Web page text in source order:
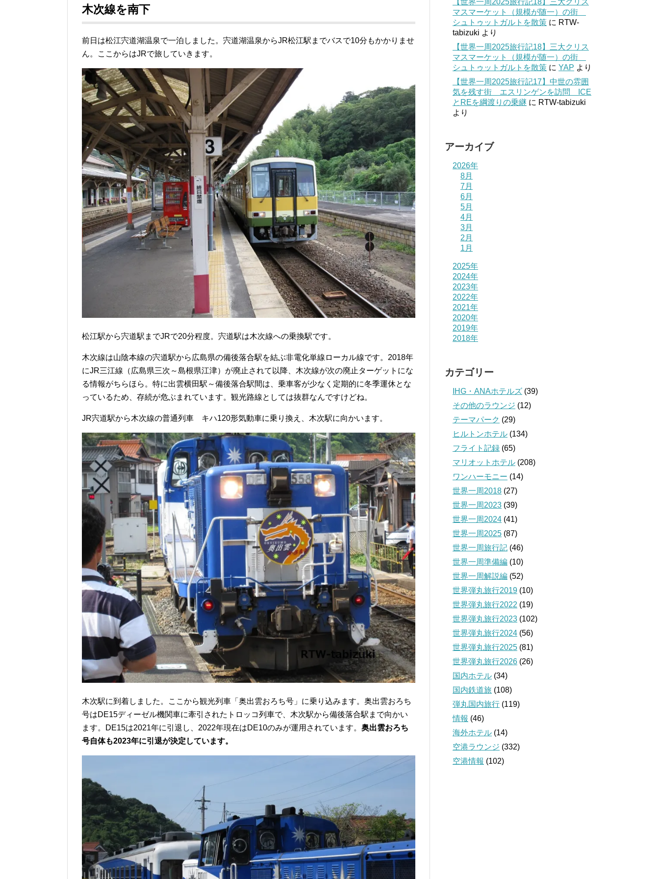
木次線を南下
前日は松江宍道湖温泉で一泊しました。宍道湖温泉からJR松江駅までバスで10分もかかりませ
ん。ここからはJRで旅していきます。
松江駅から宍道駅までJRで20分程度。宍道駅は木次線への乗換駅です。
木次線は山陰本線の宍道駅から広島県の備後落合駅を結ぶ非電化単線ローカル線です。2018年
にJR三江線（広島県三次～島根県江津）が廃止されて以降、木次線が次の廃止ターゲットにな
る情報がちらほら。特に出雲横田駅～備後落合駅間は、乗車客が少なく定期的に冬季運休とな
っているため、存続が危ぶまれています。観光路線としては抜群なんですけどね。
JR宍道駅から木次線の普通列車 キハ120形気動車に乗り換え、木次駅に向かいます。
木次駅に到着しました。ここから観光列車「奥出雲おろち号」に乗り込みます。奥出雲おろち
号はDE15ディーゼル機関車に牽引されたトロッコ列車で、木次駅から備後落合駅まで向かい
ます。DE15は2021年に引退し、2022年現在はDE10のみが運用されています。 奥出雲おろち
号自体も2023年に引退が決定しています。
マスマーケット（規模が随一）の街
シュトゥットガルトを散策 に RTW-
tabizuki より
【世界一周2025旅行記18】三大クリス
マスマーケット（規模が随一）の街
シュトゥットガルトを散策 に YAP より
【世界一周2025旅行記17】中世の雰囲
気を残す街 エスリンゲンを訪問 ICE
とREを綱渡りの乗継 に RTW-tabizuki
より
アーカイブ
2026年
8月
7月
6月
5月
4月
3月
2月
1月
2025年
2024年
2023年
2022年
2021年
2020年
2019年
2018年
カテゴリー
IHG・ANAホテルズ (39)
その他のラウンジ (12)
テーマパーク (29)
ヒルトンホテル (134)
フライト記録 (65)
マリオットホテル (208)
ワンハーモニー (14)
世界一周2018 (27)
世界一周2023 (39)
世界一周2024 (41)
世界一周2025 (87)
世界一周旅行記 (46)
世界一周準備編 (10)
世界一周解説編 (52)
世界弾丸旅行2019 (10)
世界弾丸旅行2022 (19)
世界弾丸旅行2023 (102)
世界弾丸旅行2024 (56)
世界弾丸旅行2025 (81)
世界弾丸旅行2026 (26)
国内ホテル (34)
国内鉄道旅 (108)
弾丸国内旅行 (119)
情報 (46)
海外ホテル (14)
空港ラウンジ (332)
空港情報 (102)